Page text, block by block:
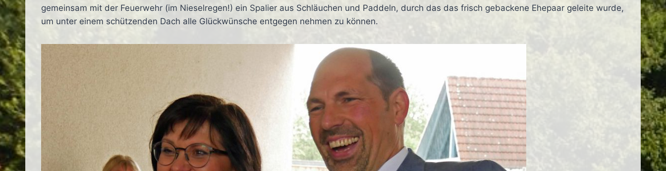
gemeinsam mit der Feuerwehr (im Nieselregen!) ein Spalier aus Schläuchen und Paddeln, durch das das frisch gebackene Ehepaar geleite wurde,
um unter einem schützenden Dach alle Glückwünsche entgegen nehmen zu können.